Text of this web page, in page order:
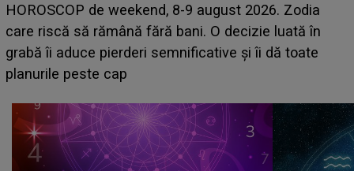
Emanuel a ținut ACEST DETALIU ASCUNS până
acum! În fața Alexandrei, concurentul din Casa Iubirii
face o MĂRTURISIRE NEAȘTEPTATĂ despre mama
sa: "I-am spus și ei în față, eu nu te iubesc pentru